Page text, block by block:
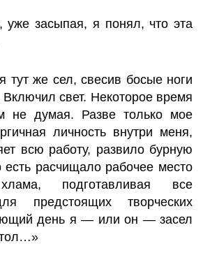
засыпая, я понял, что эта
тут же сел, свесив босые ноги
свет. Некоторое время
не думая. Разве только мое
личность внутри меня,
всю работу, развило бурную
есть расчищало рабочее место
подготавливая все
предстоящих творческих
день я — или он — засел